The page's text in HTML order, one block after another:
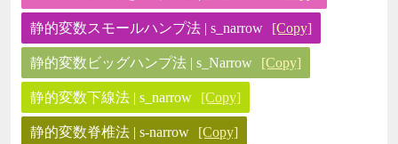
静的変数スモールハンプ法 | s_narrow [Copy]
静的変数ビッグハンプ法 | s_Narrow [Copy]
静的変数下線法 | s_narrow [Copy]
静的変数脊椎法 | s-narrow [Copy]